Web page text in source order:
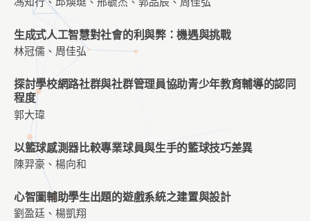
生成式人工智慧對社會的利與弊：機遇與挑戰
林冠儒、周佳弘
探討學校網路社群與社群管理員協助青少年教育輔導的認同
程度
郭大瑋
以籃球感測器比較專業球員與生手的籃球技巧差異
陳羿豪、楊向和
心智圖輔助學生出題的遊戲系統之建置與設計
劉盈廷、楊凱翔